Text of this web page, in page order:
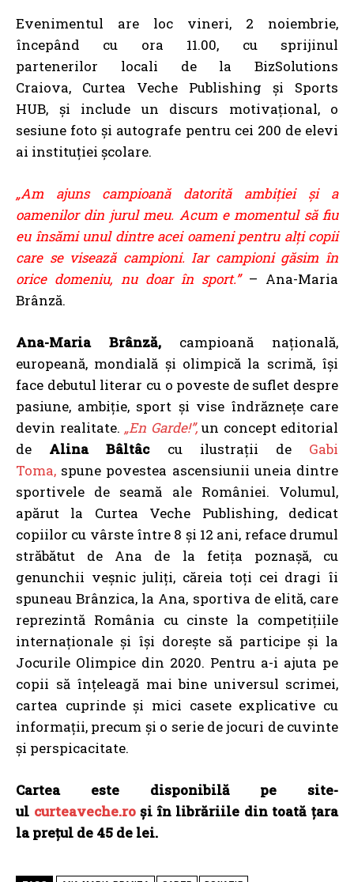
Evenimentul are loc vineri, 2 noiembrie,
începând cu ora 11.00, cu sprijinul
partenerilor locali de la BizSolutions
Craiova, Curtea Veche Publishing și Sports
HUB, și include un discurs motivațional, o
sesiune foto și autografe pentru cei 200 de elevi
ai instituției școlare.
„Am ajuns campioană datorită ambiţiei şi a
oamenilor din jurul meu. Acum e momentul să fiu
eu însămi unul dintre acei oameni pentru alţi copii
care se visează campioni. Iar campioni găsim în
orice domeniu, nu doar în sport.”– Ana-Maria
Brânză.
Ana-Maria Brânză, campioană națională,
europeană, mondială și olimpică la scrimă, își
face debutul literar cu o poveste de suflet despre
pasiune, ambiție, sport și vise îndrăznețe care
devin realitate. „En Garde!”,un concept editorial
de Alina Bâltâccu ilustrații de Gabi
Toma, spune povestea ascensiunii uneia dintre
sportivele de seamă ale României. Volumul,
apărut la Curtea Veche Publishing, dedicat
copiilor cu vârste între 8 și 12 ani, reface drumul
străbătut de Ana de la fetița poznașă, cu
genunchii veșnic juliți, căreia toți cei dragi îi
spuneau Brânzica, la Ana, sportiva de elită, care
reprezintă România cu cinste la competițiile
internaționale și își dorește să participe și la
Jocurile Olimpice din 2020. Pentru a-i ajuta pe
copii să înțeleagă mai bine universul scrimei,
cartea cuprinde și mici casete explicative cu
informații, precum și o serie de jocuri de cuvinte
și perspicacitate.
Cartea este disponibilă pe site-
ul curteaveche.roși în librăriile din toată țara
la prețul de 45 de lei.